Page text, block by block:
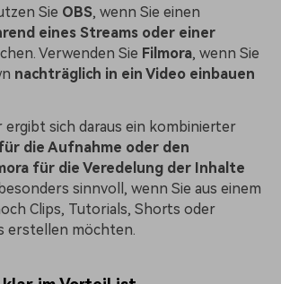
Sie OBS, wenn Sie einen
eines Streams oder einer
Verwenden Sie Filmora, wenn Sie
nachträglich in ein Video einbauen
ergibt sich daraus ein kombinierter
die Aufnahme oder den
für die Veredelung der Inhalte
sinnvoll, wenn Sie aus einem
Clips, Tutorials, Shorts oder
erstellen möchten.